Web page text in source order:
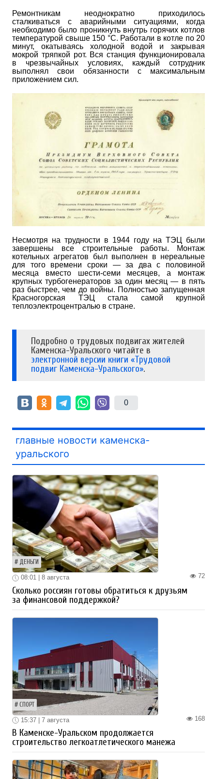
Ремонтникам неоднократно приходилось
сталкиваться с аварийными ситуациями, когда
необходимо было проникнуть внутрь горячих котлов
температурой свыше 150 °C. Работали в котле по 20
минут, окатываясь холодной водой и закрывая
мокрой тряпкой рот. Вся станция функционировала
в чрезвычайных условиях, каждый сотрудник
выполнял свои обязанности с максимальным
приложением сил.
Несмотря на трудности в 1944 году на ТЭЦ были
завершены все строительные работы. Монтаж
котельных агрегатов был выполнен в нереальные
для того времени сроки — за два с половиной
месяца вместо шести-семи месяцев, а монтаж
крупных турбогенераторов за один месяц — в пять
раз быстрее, чем до войны. Полностью запущенная
Красногорская ТЭЦ стала самой крупной
теплоэлектроцентралью в стране.
Подробно о трудовых подвигах жителей
Каменска-Уральского читайте в
электронной версии книги «Трудовой
подвиг Каменска-Уральского».
0
главные новости каменска-
уральского
ДЕНЬГИ
72
08:01 | 8 августа
Сколько россиян готовы обратиться к друзьям
за финансовой поддержкой?
СПОРТ
168
15:37 | 7 августа
В Каменске-Уральском продолжается
строительство легкоатлетического манежа